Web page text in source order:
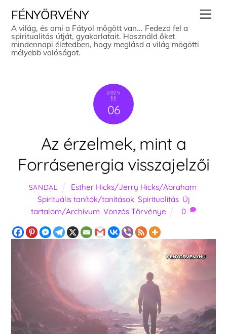
content
FÉNYÖRVÉNY
A világ, és ami a Fátyol mögött van... Fedezd fel a
spiritualitás útját, gyakorlatait. Használd őket
mindennapi életedben, hogy meglásd a világ mögötti
mélyebb valóságot.
2025
11
06
Az érzelmek, mint a
Forrásenergia visszajelzői
SANDAL Esther Hicks/Jerry Hicks/Abraham
Spirituális tanítók/tanítások, Spiritualitás, Új
tartalom/Archívum Vonzás Törvénye 0